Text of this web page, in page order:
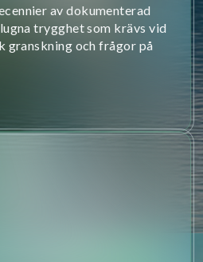
av dokumenterad
trygghet som krävs vid
granskning och frågor på